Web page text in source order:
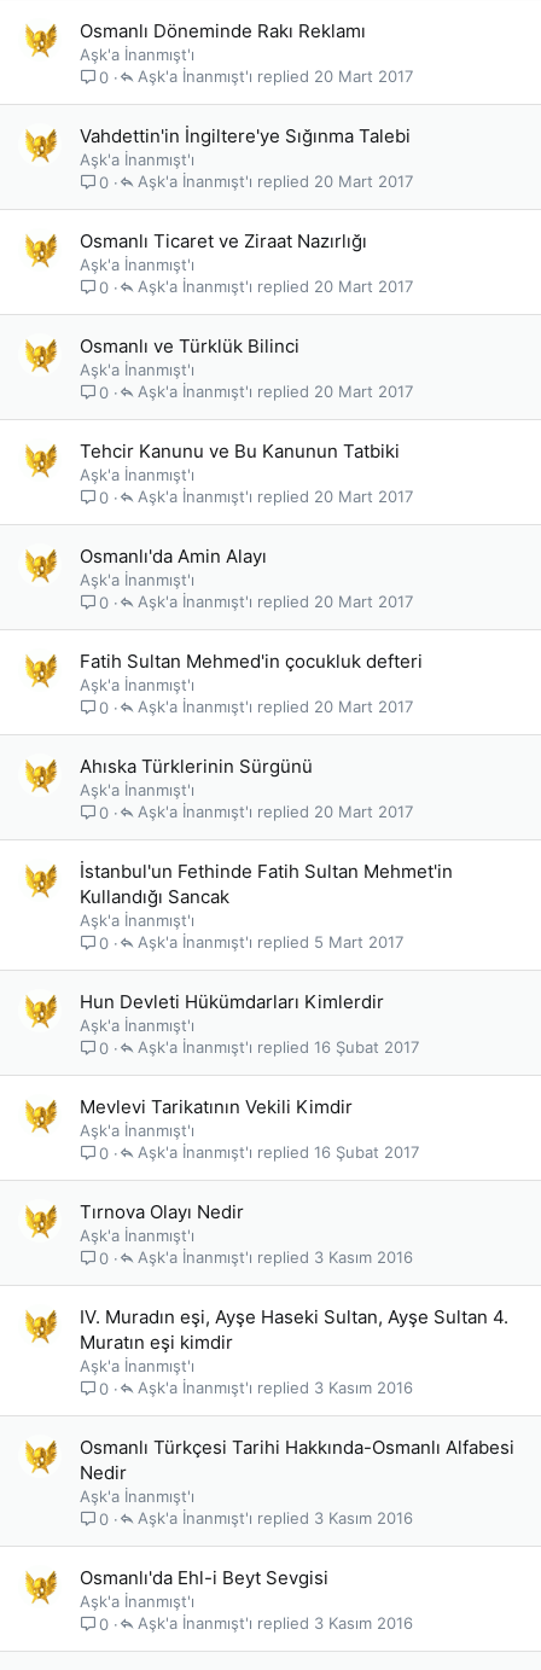
Osmanlı Döneminde Rakı Reklamı
Aşk'a İnanmışt'ı
0
20 Mart 2017
Aşk'a İnanmışt'ı
Vahdettin'in İngiltere'ye Sığınma Talebi
Aşk'a İnanmışt'ı
0
20 Mart 2017
Aşk'a İnanmışt'ı
Osmanlı Ticaret ve Ziraat Nazırlığı
Aşk'a İnanmışt'ı
0
20 Mart 2017
Aşk'a İnanmışt'ı
Osmanlı ve Türklük Bilinci
Aşk'a İnanmışt'ı
0
20 Mart 2017
Aşk'a İnanmışt'ı
Tehcir Kanunu ve Bu Kanunun Tatbiki
Aşk'a İnanmışt'ı
0
20 Mart 2017
Aşk'a İnanmışt'ı
Osmanlı'da Amin Alayı
Aşk'a İnanmışt'ı
0
20 Mart 2017
Aşk'a İnanmışt'ı
Fatih Sultan Mehmed'in çocukluk defteri
Aşk'a İnanmışt'ı
0
20 Mart 2017
Aşk'a İnanmışt'ı
Ahıska Türklerinin Sürgünü
Aşk'a İnanmışt'ı
0
20 Mart 2017
Aşk'a İnanmışt'ı
İstanbul'un Fethinde Fatih Sultan Mehmet'in
Kullandığı Sancak
Aşk'a İnanmışt'ı
0
5 Mart 2017
Aşk'a İnanmışt'ı
Hun Devleti Hükümdarları Kimlerdir
Aşk'a İnanmışt'ı
0
16 Şubat 2017
Aşk'a İnanmışt'ı
Mevlevi Tarikatının Vekili Kimdir
Aşk'a İnanmışt'ı
0
16 Şubat 2017
Aşk'a İnanmışt'ı
Tırnova Olayı Nedir
Aşk'a İnanmışt'ı
0
3 Kasım 2016
Aşk'a İnanmışt'ı
IV. Muradın eşi, Ayşe Haseki Sultan, Ayşe Sultan 4.
Muratın eşi kimdir
Aşk'a İnanmışt'ı
0
3 Kasım 2016
Aşk'a İnanmışt'ı
Osmanlı Türkçesi Tarihi Hakkında-Osmanlı Alfabesi
Nedir
Aşk'a İnanmışt'ı
0
3 Kasım 2016
Aşk'a İnanmışt'ı
Osmanlı'da Ehl-i Beyt Sevgisi
Aşk'a İnanmışt'ı
0
3 Kasım 2016
Aşk'a İnanmışt'ı